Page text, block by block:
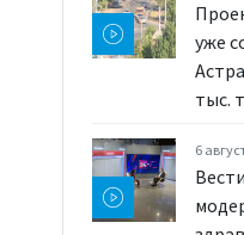
уже
тыс.
6